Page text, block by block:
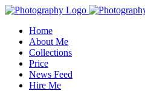
Skip
contentHome
About Me
Collections
Price
News Feed
Hire Me